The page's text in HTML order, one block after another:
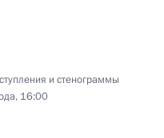
и стенограммы
16:00